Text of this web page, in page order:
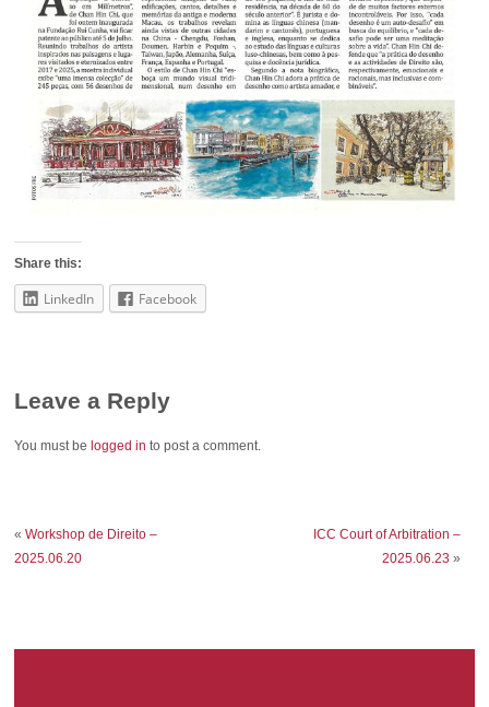
Share this:
LinkedIn Facebook
Leave a Reply
You must be logged in to post a comment.
«Workshop de Direito –
2025.06.20
ICC Court of Arbitration –
2025.06.23 »